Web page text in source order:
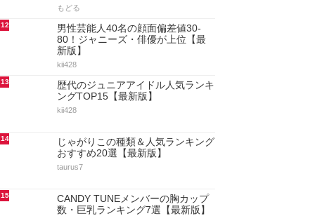
もどる
12
男性芸能人40名の顔面偏差値30-
80！ジャニーズ・俳優が上位【最
新版】
kii428
13
歴代のジュニアアイドル人気ランキ
ングTOP15【最新版】
kii428
14
じゃがりこの種類＆人気ランキング
おすすめ20選【最新版】
taurus7
15
CANDY TUNEメンバーの胸カップ
数・巨乳ランキング7選【最新版】